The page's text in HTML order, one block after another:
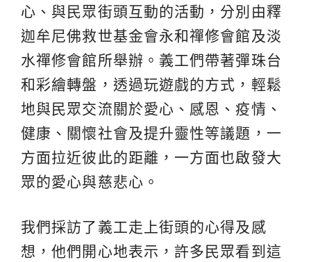
心、與民眾街頭互動的活動，分別由釋
迦牟尼佛救世基金會永和禪修會館及淡
水禪修會館所舉辦。義工們帶著彈珠台
和彩繪轉盤，透過玩遊戲的方式，輕鬆
地與民眾交流關於愛心、感恩、疫情、
健康、關懷社會及提升靈性等議題，一
方面拉近彼此的距離，一方面也啟發大
眾的愛心與慈悲心。
我們採訪了義工走上街頭的心得及感
想，他們開心地表示，許多民眾看到這